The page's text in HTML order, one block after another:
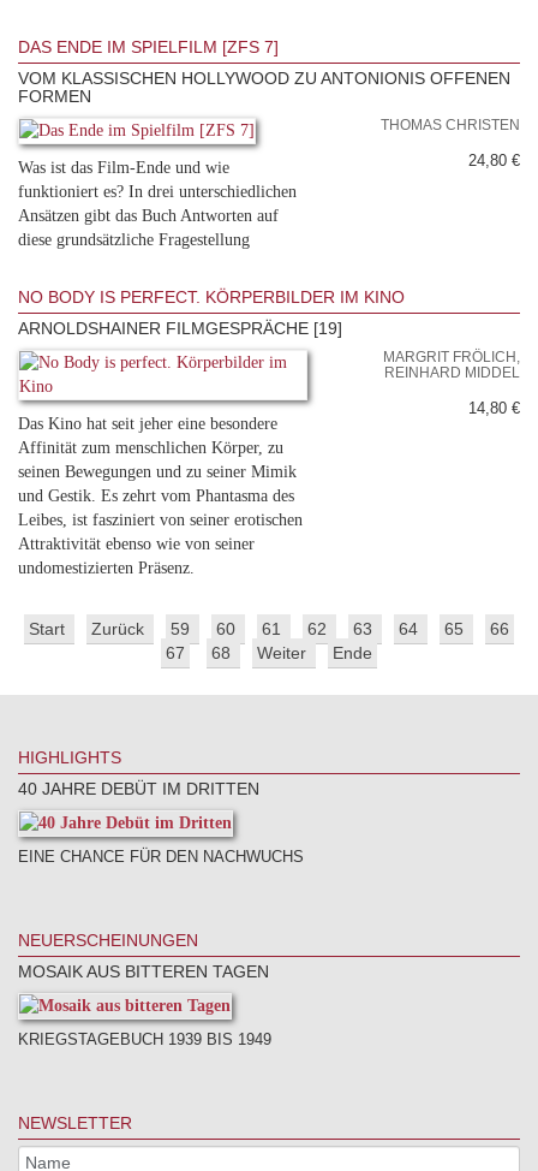
DAS ENDE IM SPIELFILM [ZFS 7]
VOM KLASSISCHEN HOLLYWOOD ZU ANTONIONIS OFFENEN
FORMEN
Was ist das Film-Ende und wie
funktioniert es? In drei unterschiedlichen
Ansätzen gibt das Buch Antworten auf
diese grundsätzliche Fragestellung
THOMAS CHRISTEN
24,80 €
NO BODY IS PERFECT. KÖRPERBILDER IM KINO
ARNOLDSHAINER FILMGESPRÄCHE [19]
Das Kino hat seit jeher eine besondere
Affinität zum menschlichen Körper, zu
seinen Bewegungen und zu seiner Mimik
und Gestik. Es zehrt vom Phantasma des
Leibes, ist fasziniert von seiner erotischen
Attraktivität ebenso wie von seiner
undomestizierten Präsenz.
MARGRIT FRÖLICH,
REINHARD MIDDEL
14,80 €
Start Zurück 59 60 61 62 63 64 65
66
67
68 Weiter Ende
HIGHLIGHTS
40 JAHRE DEBÜT IM DRITTEN
EINE CHANCE FÜR DEN NACHWUCHS
NEUERSCHEINUNGEN
MOSAIK AUS BITTEREN TAGEN
KRIEGSTAGEBUCH 1939 BIS 1949
NEWSLETTER